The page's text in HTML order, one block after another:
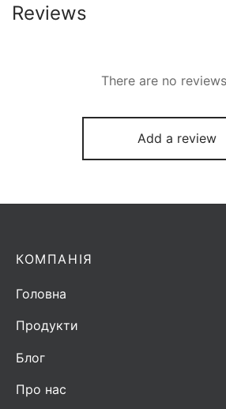
Reviews
There are no
Add a review
КОМПАНІЯ
Головна
Продукти
Блог
Про нас